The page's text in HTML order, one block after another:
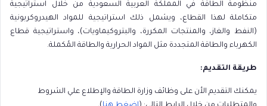
منظومة الطاقة في المملكة العربية السعودية من خلال استراتيجية
متكاملة لهذا القطاع، ويشمل ذلك استراتيجية للمواد الهيدروكربونية
(النفط والغاز، والمنتجات المكررة، والبتروكيماويات)، واستراتيجية قطاع
الكهرباء والطاقة المتجددة مثل المواد الحرارية والطاقة المُكملة.
طريقة التقديم:
يمكنك التقديم الأن على وظائف وزارة الطاقة والإطلاع علي الشروط